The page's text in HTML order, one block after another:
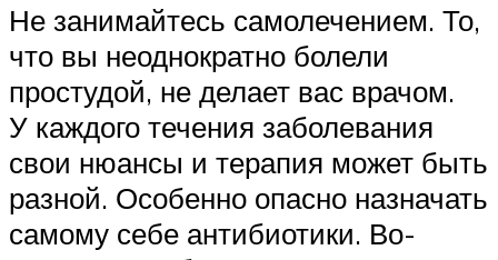
Не занимайтесь самолечением. То,
что вы неоднократно болели
простудой, не делает вас врачом.
У каждого течения заболевания
свои нюансы и терапия может быть
разной. Особенно опасно назначать
самому себе антибиотики. Во-